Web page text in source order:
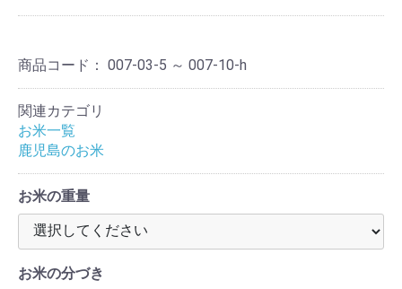
商品コード： 007-03-5 ～ 007-10-h
関連カテゴリ
お米一覧
鹿児島のお米
お米の重量
お米の分づき